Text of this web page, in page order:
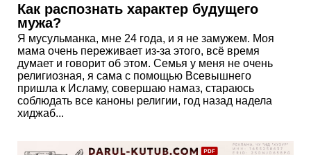
Как распознать характер будущего
мужа?
Я мусульманка, мне 24 года, и я не замужем. Моя
мама очень переживает из-за этого, всё время
думает и говорит об этом. Семья у меня не очень
религиозная, я сама с помощью Всевышнего
пришла к Исламу, совершаю намаз, стараюсь
соблюдать все каноны религии, год назад надела
хиджаб...